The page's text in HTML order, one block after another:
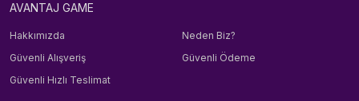
AVANTAJ GAME
Hakkımızda
Neden Biz?
Güvenli Alışveriş
Güvenli Ödeme
Güvenli Hızlı Teslimat